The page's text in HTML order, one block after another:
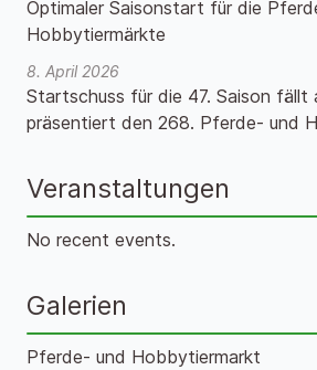
Optimaler Saisonstart für die
Hobbytiermärkte
8. April 2026
Startschuss für die 47. Saison fällt
präsentiert den 268. Pferde- und
Veranstaltungen
No recent events.
Galerien
Pferde- und Hobbytiermarkt